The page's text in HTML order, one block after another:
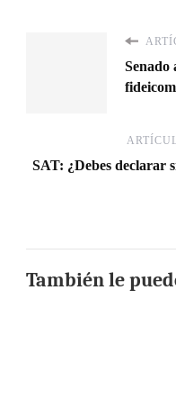
Senado
SAT: ¿Debes declarar
También le